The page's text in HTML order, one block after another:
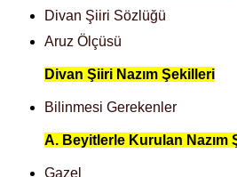
Divan Şiiri Sözlüğü
Aruz Ölçüsü
Divan Şiiri Nazım Şekilleri
Bilinmesi Gerekenler
A. Beyitlerle Kurulan Nazım
Gazel